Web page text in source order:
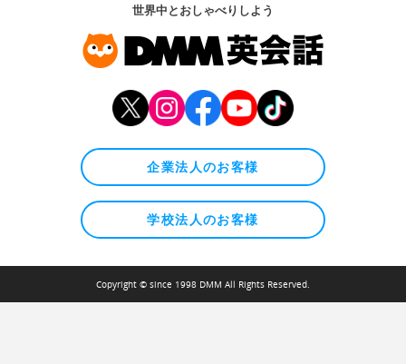
世界中とおしゃべりしよう
企業法人のお客様
学校法人のお客様
Copyright © since 1998 DMM All Rights Reserved.